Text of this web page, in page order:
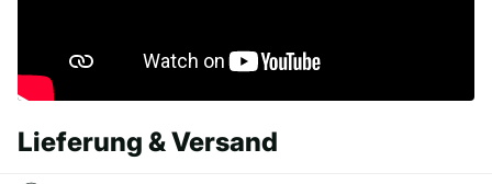
Lieferung & Versand